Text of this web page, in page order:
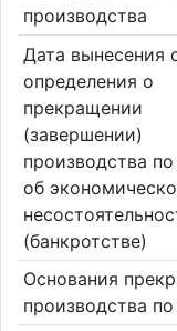
производства
Дата вынесения
определения о
прекращении
(завершении)
производства
об
(банкротстве)
Основания
производства